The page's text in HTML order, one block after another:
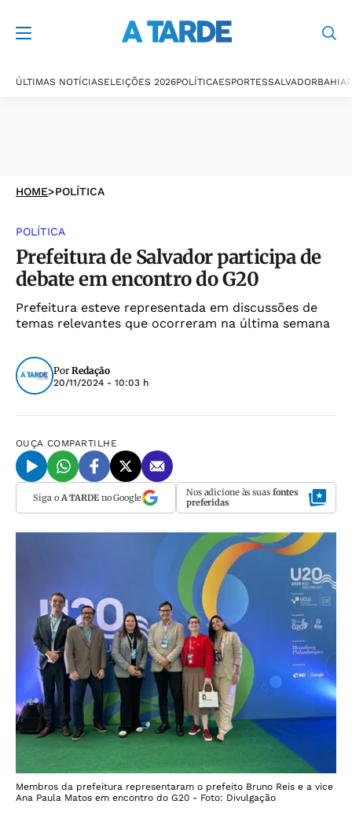
ÚLTIMAS NOTÍCIASELEIÇÕES 2026POLÍTICAESPORTESSALVADORBAHIA
HOME>POLÍTICA
POLÍTICA
Prefeitura de Salvador participa de
debate em encontro do G20
Prefeitura esteve representada em discussões de
temas relevantes que ocorreram na última semana
Por Redação
20/11/2024 - 10:03 h
OUÇA COMPARTILHE
Siga o A TARDEno Google Nos adicione às suas fontes
preferidas
Membros da prefeitura representaram o prefeito Bruno Reis e a vice
Ana Paula Matos em encontro do G20 - Foto: Divulgação